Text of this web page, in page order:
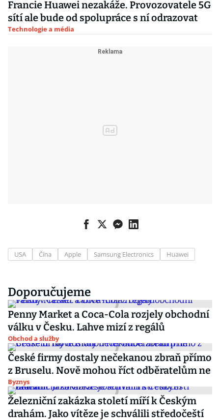
Francie Huawei nezakáže. Provozovatele 5G
sítí ale bude od spolupráce s ní odrazovat
Technologie a média
USA Čína Apple Samsung Electronics Huawei
Doporučujeme
Penny Market a Coca-Cola rozjely obchodní
válku v Česku. Lahve mizí z regálů
Obchod a služby
České firmy dostaly nečekanou zbraň přímo
z Bruselu. Nově mohou říct odběratelům ne
Byznys
Železniční zakázka století míří k Českým
drahám. Jako vítěze je schválili středočeští